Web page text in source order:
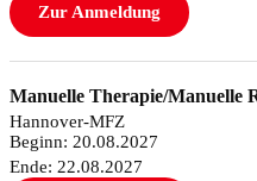
Zur Anmeldung
Manuelle Therapie/Manuelle
Hannover-MFZ
Beginn: 20.08.2027
Ende: 22.08.2027